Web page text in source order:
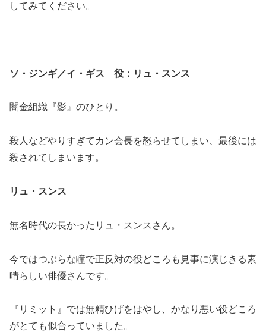
してみてください。
ソ・ジンギ／イ・ギス 役：リュ・スンス
闇金組織『影』のひとり。
殺人などやりすぎてカン会長を怒らせてしまい、最後には
殺されてしまいます。
リュ・スンス
無名時代の長かったリュ・スンスさん。
今ではつぶらな瞳で正反対の役どころも見事に演じきる素
晴らしい俳優さんです。
『リミット』では無精ひげをはやし、かなり悪い役どころ
がとても似合っていました。